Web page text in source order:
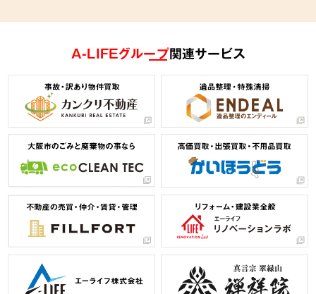
A-LIFEグループ関連サービス